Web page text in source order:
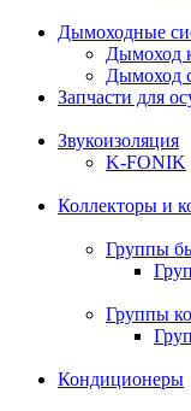
Дымоходные
Дымоход
Дымоход
Запчасти для
Звукоизоляция
K-FONIK
Коллекторы и
Группы
Группы
Кондиционеры